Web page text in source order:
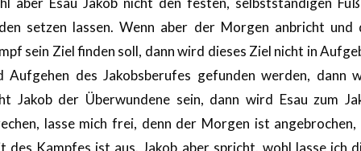
setzen lassen. Wenn aber der Morgen anbricht und
sein Ziel finden soll, dann wird dieses Ziel nicht in
Aufgehen des Jakobsberufes gefunden werden, dann
Jakob der Überwundene sein, dann wird Esau zum
lasse mich frei, denn der Morgen ist angebrochen,
des Kampfes ist aus. Jakob aber spricht, wohl lasse ich